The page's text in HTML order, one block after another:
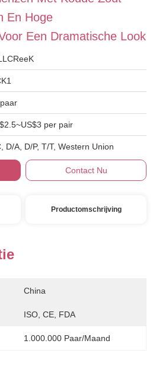
En Hoge
Een Dramatische Look
per pair
D/A, D/P, T/T, Western Union
Contact Nu
Productomschrijving
China
ISO, CE, FDA
1.000.000 Paar/maand